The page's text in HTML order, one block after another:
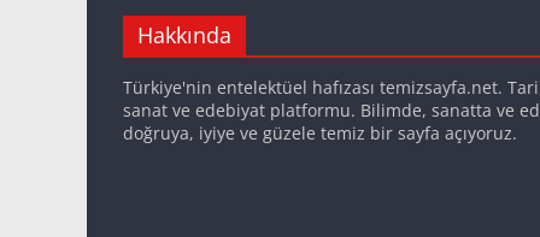
Hakkında
Türkiye'nin entelektüel hafızası temizsayfa.net.
sanat ve edebiyat platformu. Bilimde, sanatta ve
doğruya, iyiye ve güzele temiz bir sayfa açıyoruz.